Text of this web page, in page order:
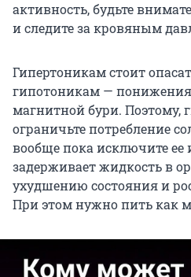
активность, будьте
и следите за кровяным
Гипертоникам стоит
гипотоникам —
магнитной бури. Поэтому,
ограничьте потребление
вообще пока исключите ее
задерживает жидкость в
ухудшению состояния и
При этом нужно пить как